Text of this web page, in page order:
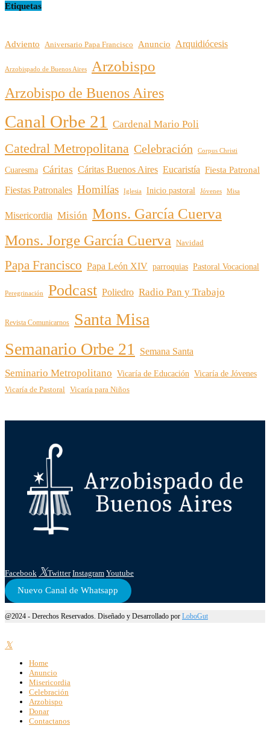
Etiquetas
Adviento Aniversario Papa Francisco Anuncio Arquidiócesis
Arzobispado de Buenos Aires Arzobispo
Arzobispo de Buenos Aires
Canal Orbe 21 Cardenal Mario Poli
Catedral Metropolitana Celebración Corpus Christi
Cuaresma Cáritas Cáritas Buenos Aires Eucaristía Fiesta Patronal
Fiestas Patronales Homilías Iglesia Inicio pastoral Jóvenes Misa
Misericordia Misión Mons. García Cuerva
Mons. Jorge García Cuerva
Navidad
Papa Francisco Papa León XIV parroquias Pastoral Vocacional
Peregrinación Podcast Poliedro Radio Pan y Trabajo
Revista Comunicarnos
Santa Misa
Semanario Orbe 21 Semana Santa
Seminario Metropolitano Vicaría de Educación Vicaría de Jóvenes
Vicaría de Pastoral Vicaría para Niños
Facebook Twitter Instagram Youtube
Nuevo Canal de Whatsapp
@2024 - Derechos Reservados. Diseñado y Desarrollado por LoboGut
Home
Anuncio
Misericordia
Celebración
Arzobispo
Donar
Contactanos